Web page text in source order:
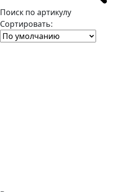
Поиск по артикулу
Сортировать: